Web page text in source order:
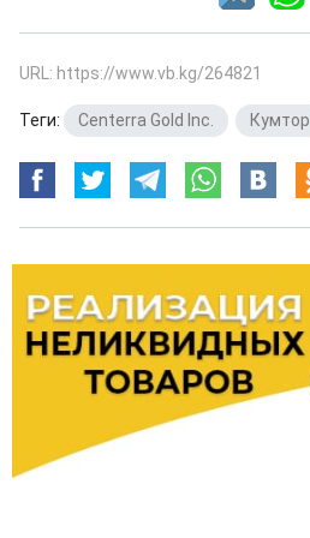
URL: https://www.vb.kg/264821
Теги: Centerra Gold Inc. Кумтор